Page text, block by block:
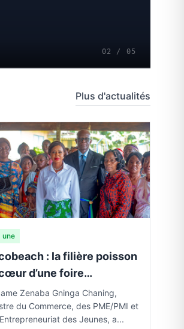
02 / 05
Plus d'actualités
une
: la filière poisson
d’une foire
transfrontalière
Zenaba Gninga Chaning,
du Commerce, des PME/PMI et
des Jeunes, a...